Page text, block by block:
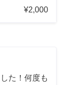
¥2,000
た！何度も